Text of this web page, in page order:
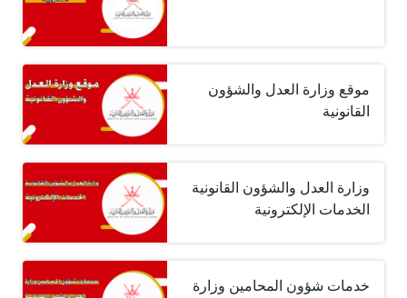
موقع وزارة العدل والشؤون
القانونية
وزارة العدل والشؤون القانونية
الخدمات الإلكترونية
خدمات شؤون المحامين وزارة